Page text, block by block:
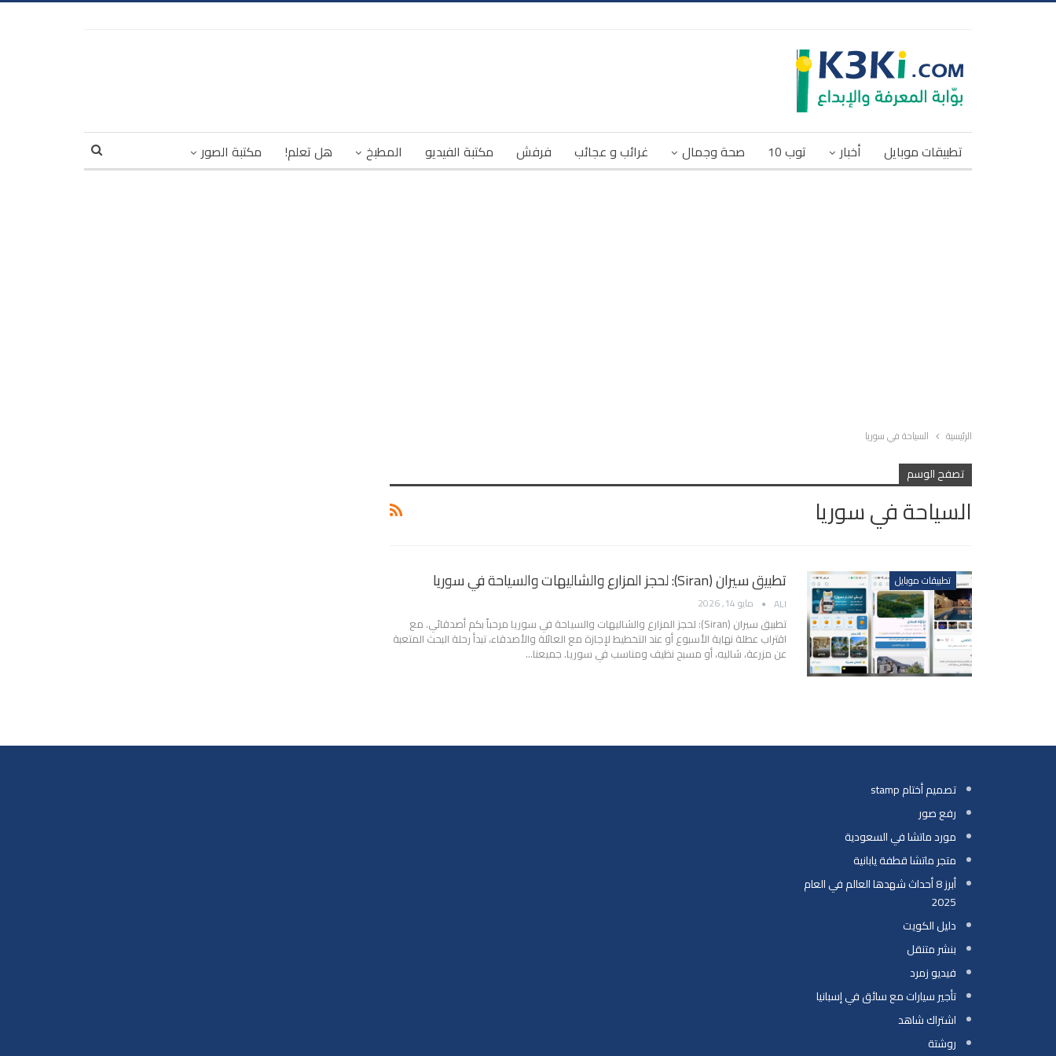
تطبيقات موبايل أخبار توب 10 صحة وجمال غرائب و عجائب فرفش مكتبة الفيديو المطبخ هل تعلم! مكتبة الصور
الرئيسية السياحة في سوريا
تصفح الوسم
السياحة في سوريا
تطبيقات موبايل تطبيق سيران (Siran): لحجز المزارع والشاليهات والسياحة في سوريا
ALI مايو 14, 2026
تطبيق سيران (Siran): لحجز المزارع والشاليهات والسياحة في سوريا مرحباً بكم أصدقائي. مع
اقتراب عطلة نهاية الأسبوع أو عند التخطيط لإجازة مع العائلة والأصدقاء، تبدأ رحلة البحث المتعبة
عن مزرعة، شاليه، أو مسبح نظيف ومناسب في سوريا. جميعنا…
تصميم أختام stamp
رفع صور
مورد ماتشا في السعودية
متجر ماتشا قطفة يابانية
أبرز 8 أحداث شهدها العالم في العام
2025
دليل الكويت
بنشر متنقل
فيديو زمرد
تأجير سيارات مع سائق في إسبانيا
اشتراك شاهد
روشتة